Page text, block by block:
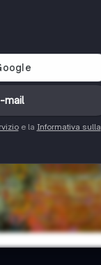
mail
e la Informativa sulla